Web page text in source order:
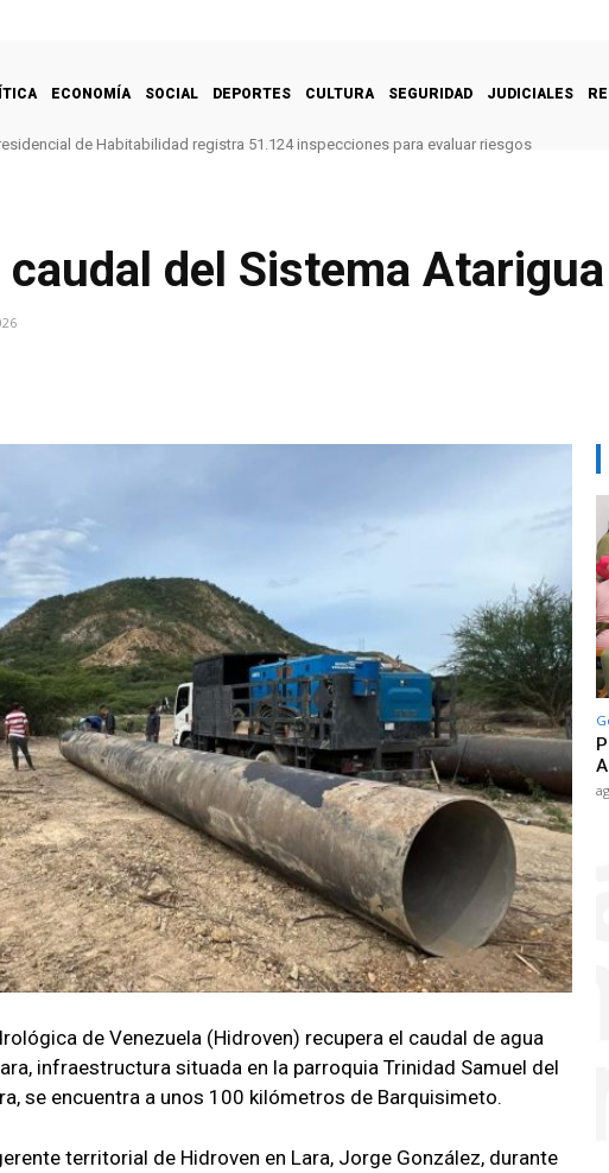
ECONOMÍA SOCIAL DEPORTES CULTURA SEGURIDAD JUDICIALES
de Habitabilidad registra 51.124 inspecciones para evaluar riesgos
del Sistema
de Venezuela (Hidroven) recupera el caudal de agua
infraestructura situada en la parroquia Trinidad Samuel del
se encuentra a unos 100 kilómetros de Barquisimeto.
territorial de Hidroven en Lara, Jorge González, durante